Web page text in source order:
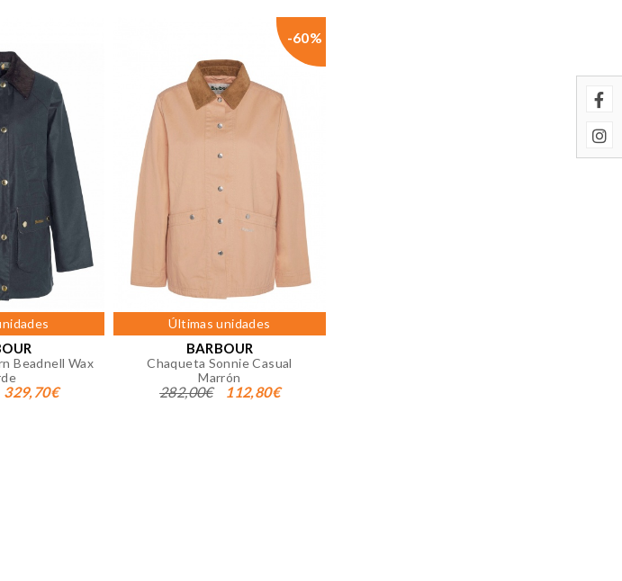
Beadnell Wax
329,70€
Últimas unidades
-60%
BARBOUR
Chaqueta Sonnie Casual
Marrón
282,00€ 112,80€
de cookies" al pie de la página. También puedes consultar